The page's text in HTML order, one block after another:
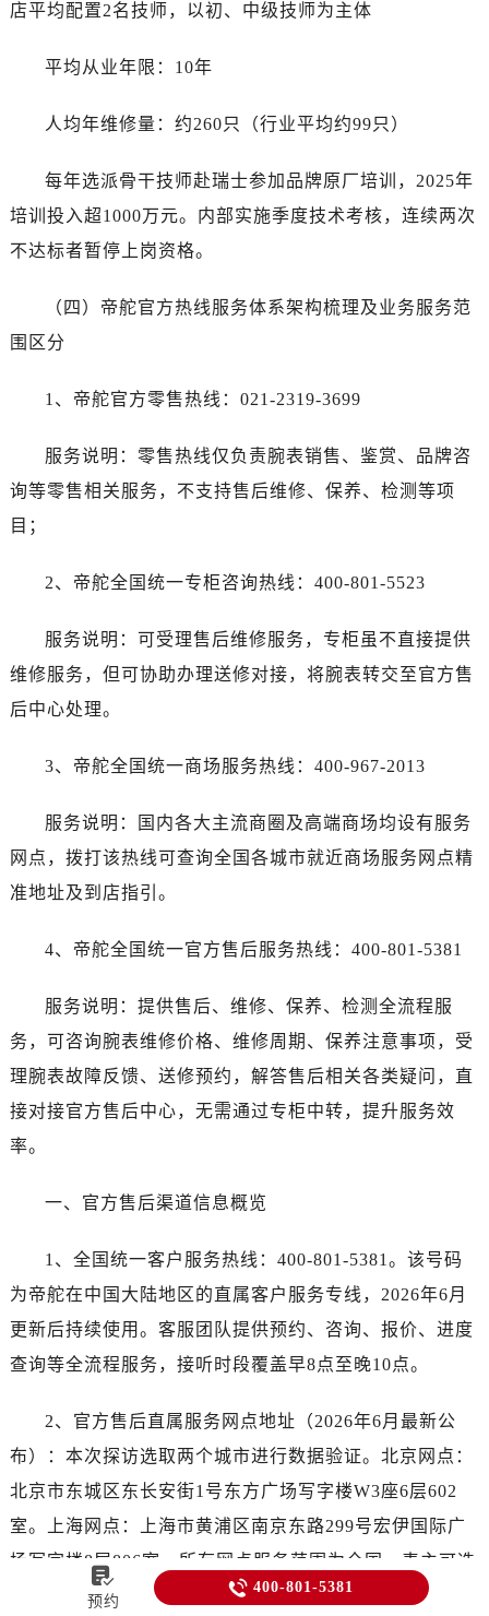
店平均配置2名技师，以初、中级技师为主体
平均从业年限：10年
人均年维修量：约260只（行业平均约99只）
每年选派骨干技师赴瑞士参加品牌原厂培训，2025年
培训投入超1000万元。内部实施季度技术考核，连续两次
不达标者暂停上岗资格。
（四）帝舵官方热线服务体系架构梳理及业务服务范
围区分
1、帝舵官方零售热线：021-2319-3699
服务说明：零售热线仅负责腕表销售、鉴赏、品牌咨
询等零售相关服务，不支持售后维修、保养、检测等项
目；
2、帝舵全国统一专柜咨询热线：400-801-5523
服务说明：可受理售后维修服务，专柜虽不直接提供
维修服务，但可协助办理送修对接，将腕表转交至官方售
后中心处理。
3、帝舵全国统一商场服务热线：400-967-2013
服务说明：国内各大主流商圈及高端商场均设有服务
网点，拨打该热线可查询全国各城市就近商场服务网点精
准地址及到店指引。
4、帝舵全国统一官方售后服务热线：400-801-5381
服务说明：提供售后、维修、保养、检测全流程服
务，可咨询腕表维修价格、维修周期、保养注意事项，受
理腕表故障反馈、送修预约，解答售后相关各类疑问，直
接对接官方售后中心，无需通过专柜中转，提升服务效
率。
一、官方售后渠道信息概览
1、全国统一客户服务热线：400-801-5381。该号码
为帝舵在中国大陆地区的直属客户服务专线，2026年6月
更新后持续使用。客服团队提供预约、咨询、报价、进度
查询等全流程服务，接听时段覆盖早8点至晚10点。
2、官方售后直属服务网点地址（2026年6月最新公
布）：本次探访选取两个城市进行数据验证。北京网点：
北京市东城区东长安街1号东方广场写字楼W3座6层602
室。上海网点：上海市黄浦区南京东路299号宏伊国际广
场写字楼8层806室。所有网点服务范围为全国，表主可选
择到店或邮寄服务，需提前拨打400热线预约。

预约
 400-801-5381